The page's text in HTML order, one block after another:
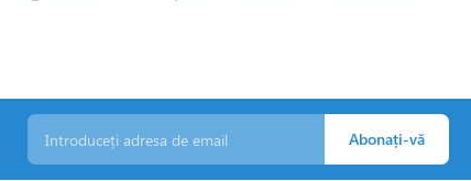
Abonați-vă